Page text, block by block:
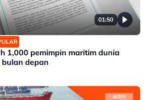
01:50
1,000 pemimpin maritim dunia
bulan depan